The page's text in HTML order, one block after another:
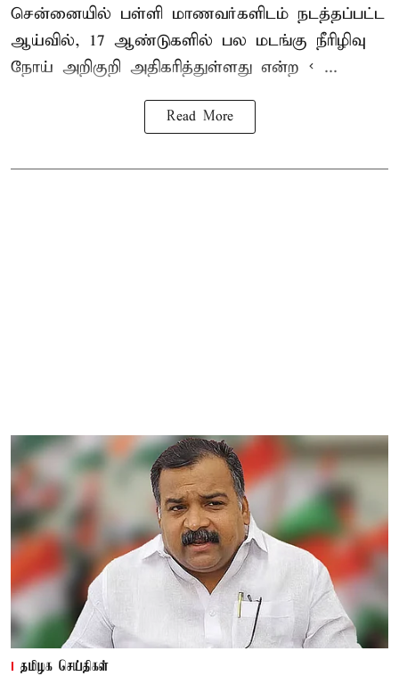
சென்னையில் பள்ளி மாணவர்களிடம் நடத்தப்பட்ட
ஆய்வில், 17 ஆண்டுகளில் பல மடங்கு நீரிழிவு
நோய் அறிகுறி அதிகரித்துள்ளது என்ற < ...
Read More
தமிழக செய்திகள்